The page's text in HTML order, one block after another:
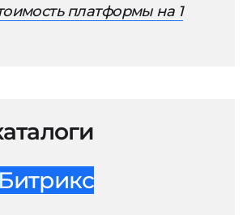
платформы на 1